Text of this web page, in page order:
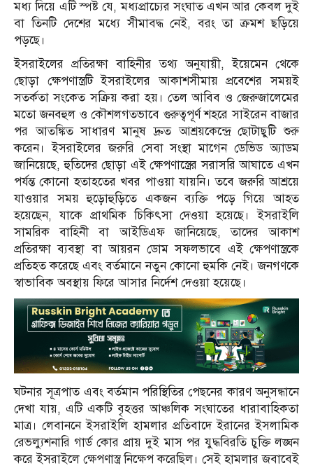
মধ্য দিয়ে এটি স্পষ্ট যে, মধ্যপ্রাচ্যের সংঘাত এখন আর কেবল দুই
বা তিনটি দেশের মধ্যে সীমাবদ্ধ নেই, বরং তা ক্রমশ ছড়িয়ে
পড়ছে।
ইসরাইলের প্রতিরক্ষা বাহিনীর তথ্য অনুযায়ী, ইয়েমেন থেকে
ছোড়া ক্ষেপণাস্ত্রটি ইসরাইলের আকাশসীমায় প্রবেশের সময়ই
সতর্কতা সংকেত সক্রিয় করা হয়। তেল আবিব ও জেরুজালেমের
মতো জনবহুল ও কৌশলগতভাবে গুরুত্বপূর্ণ শহরে সাইরেন বাজার
পর আতঙ্কিত সাধারণ মানুষ দ্রুত আশ্রয়কেন্দ্রে ছোটাছুটি শুরু
করেন। ইসরাইলের জরুরি সেবা সংস্থা মাগেন ডেভিড অ্যাডম
জানিয়েছে, হুতিদের ছোড়া এই ক্ষেপণাস্ত্রের সরাসরি আঘাতে এখন
পর্যন্ত কোনো হতাহতের খবর পাওয়া যায়নি। তবে জরুরি আশ্রয়ে
যাওয়ার সময় হুড়োহুড়িতে একজন ব্যক্তি পড়ে গিয়ে আহত
হয়েছেন, যাকে প্রাথমিক চিকিৎসা দেওয়া হয়েছে। ইসরাইলি
সামরিক বাহিনী বা আইডিএফ জানিয়েছে, তাদের আকাশ
প্রতিরক্ষা ব্যবস্থা বা আয়রন ডোম সফলভাবে এই ক্ষেপণাস্ত্রকে
প্রতিহত করেছে এবং বর্তমানে নতুন কোনো হুমকি নেই। জনগণকে
স্বাভাবিক অবস্থায় ফিরে আসার নির্দেশ দেওয়া হয়েছে।
ঘটনার সূত্রপাত এবং বর্তমান পরিস্থিতির পেছনের কারণ অনুসন্ধানে
দেখা যায়, এটি একটি বৃহত্তর আঞ্চলিক সংঘাতের ধারাবাহিকতা
মাত্র। লেবাননে ইসরাইলি হামলার প্রতিবাদে ইরানের ইসলামিক
রেভল্যুশনারি গার্ড কোর প্রায় দুই মাস পর যুদ্ধবিরতি চুক্তি লঙ্ঘন
করে ইসরাইলে ক্ষেপণাস্ত্র নিক্ষেপ করেছিল। সেই হামলার জবাবেই